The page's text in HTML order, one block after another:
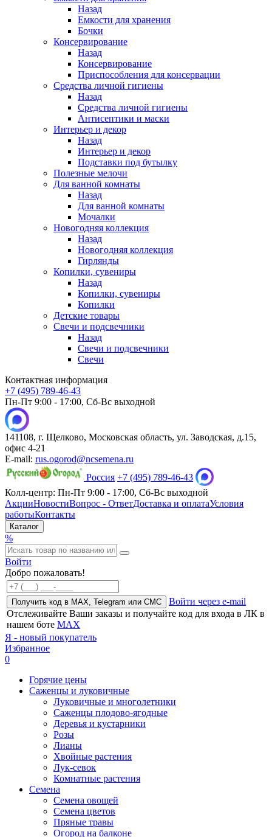
Назад
Емкости для хранения
Бочки
Консервирование
Назад
Консервирование
Приспособления для консервации
Средства личной гигиены
Назад
Средства личной гигиены
Антисептики и маски
Интерьер и декор
Назад
Интерьер и декор
Подставки под бутылку
Полезные мелочи
Для ванной комнаты
Назад
Для ванной комнаты
Мочалки
Новогодняя коллекция
Назад
Новогодняя коллекция
Гирлянды
Копилки, сувениры
Назад
Копилки, сувениры
Копилки
Детские товары
Свечи и подсвечники
Назад
Свечи и подсвечники
Свечи
Контактная информация
+7 (495) 789-46-43
Пн-Пт 9:00 - 17:00, Сб-Вс выходной
141108, г. Щелково, Московская область, ул. Заводская, д.15,
офис 4-21
E-mail: rus.ogorod@ncsemena.ru
Россия +7 (495) 789-46-43
Колл-центр: Пн-Пт 9:00 - 17:00, Сб-Вс выходной
АкцииНовостиВопрос - ОтветДоставка и оплатаУсловия
работыКонтакты
Каталог
%
Войти
Добро пожаловать!
Получить код в MAX, Telegram или СМС
Войти через e-mail
Отслеживайте Ваши заказы и получайте код для входа в ЛК в
нашем боте MAX
Я - новый покупатель
Избранное
0
Горячие цены
Саженцы и луковичные
Луковичные и многолетники
Саженцы плодово-ягодные
Деревья и кустарники
Розы
Лианы
Хвойные растения
Лук-севок
Комнатные растения
Семена
Семена овощей
Семена цветов
Пряные травы
Огород на балконе